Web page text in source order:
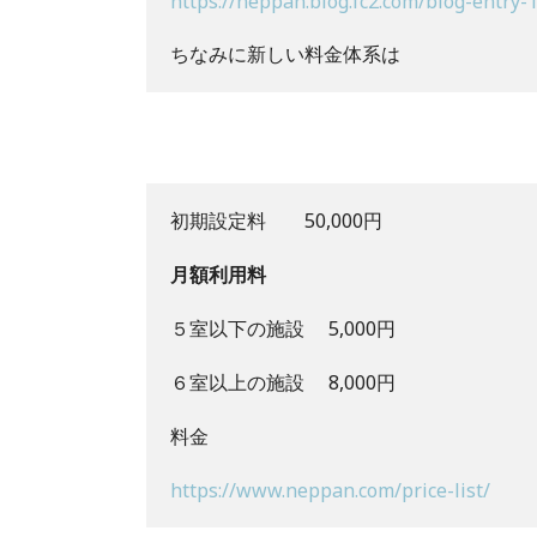
ちなみに新しい料金体系は
初期設定料        50,000円
月額利用料
５室以下の施設     5,000円
６室以上の施設     8,000円
料金
https://www.neppan.com/price-list/